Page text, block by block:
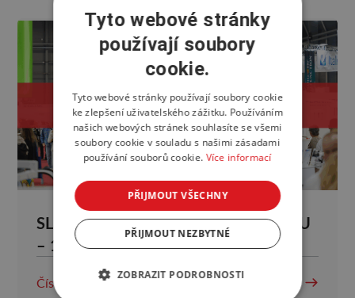
SLEDUJEME DĚNÍ NA PRAGODENTU
– 1. DEN
Číst více
Tyto webové stránky
používají soubory
cookie.
Tyto webové stránky používají soubory cookie
ke zlepšení uživatelského zážitku. Používáním
našich webových stránek souhlasíte se všemi
soubory cookie v souladu s našimi zásadami
používání souborů cookie. Více informací
PŘIJMOUT VŠECHNY
PŘIJMOUT NEZBYTNÉ
ZOBRAZIT PODROBNOSTI